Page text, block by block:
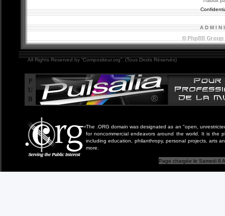
A D M I N
All Rights Reserved by “Compositeur.org”. (Tous Droits Réservés)
P
U
B
The .ORG domain was designated as an "open,
for noncommercial endeavors around the world. It is the
including education, philanthropy, personal projects, arts
more.
Page chargée le Samedi 8